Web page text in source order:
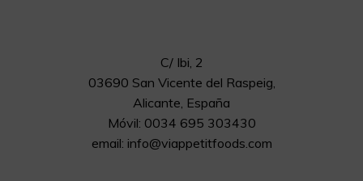
C/ Ibi, 2
03690 San Vicente del Raspeig,
Alicante, España
Móvil: 0034 695 303430
email: info@viappetitfoods.com